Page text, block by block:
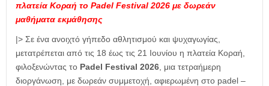
πλατεία Κοραή το Padel Festival 2026 με δωρεάν
μαθήματα εκμάθησης
|> Σε ένα ανοιχτό γήπεδο αθλητισμού και ψυχαγωγίας,
μετατρέπεται από τις 18 έως τις 21 Ιουνίου η πλατεία Κοραή,
φιλοξενώντας το Padel Festival 2026 , μια τετραήμερη
διοργάνωση, με δωρεάν συμμετοχή, αφιερωμένη στο padel –